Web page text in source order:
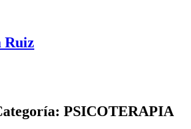
Ruiz
PSICOTERAPIA